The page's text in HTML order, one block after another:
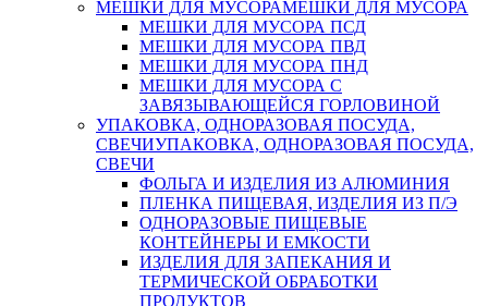
МЕШКИ ДЛЯ МУСОРАМЕШКИ ДЛЯ МУСОРА
МЕШКИ ДЛЯ МУСОРА ПСД
МЕШКИ ДЛЯ МУСОРА ПВД
МЕШКИ ДЛЯ МУСОРА ПНД
МЕШКИ ДЛЯ МУСОРА С
ЗАВЯЗЫВАЮЩЕЙСЯ ГОРЛОВИНОЙ
УПАКОВКА, ОДНОРАЗОВАЯ ПОСУДА,
СВЕЧИУПАКОВКА, ОДНОРАЗОВАЯ ПОСУДА,
СВЕЧИ
ФОЛЬГА И ИЗДЕЛИЯ ИЗ АЛЮМИНИЯ
ПЛЕНКА ПИЩЕВАЯ, ИЗДЕЛИЯ ИЗ П/Э
ОДНОРАЗОВЫЕ ПИЩЕВЫЕ
КОНТЕЙНЕРЫ И ЕМКОСТИ
ИЗДЕЛИЯ ДЛЯ ЗАПЕКАНИЯ И
ТЕРМИЧЕСКОЙ ОБРАБОТКИ
ПРОДУКТОВ